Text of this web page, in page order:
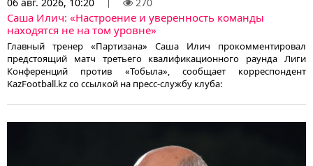
Саша Илич: «Настроение и уверенность команды
находятся не на том уровне»
Главный тренер «Партизана» Саша Илич прокомментировал
предстоящий матч третьего квалификационного раунда Лиги
Конференций против «Тобыла», сообщает корреспондент
KazFootball.kz со ссылкой на пресс-службу клуба: